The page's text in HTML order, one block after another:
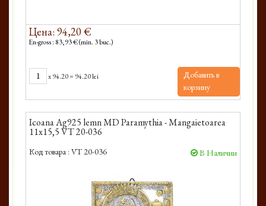
Цена: 94,20 €
En-gross : 83,93 € (min. 3 buc.)
x94.20= 94.20 lei
Добавить в
корзину
Icoana Ag925 lemn MD Paramythia - Mangaietoarea
11x15,5 VT 20-036
Код товара : VT 20-036 В Наличии